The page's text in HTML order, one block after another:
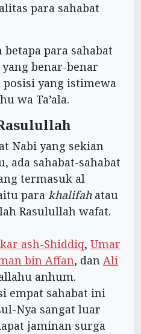
para sahabat
para sahabat
benar-benar
yang istimewa
wa Ta’ala.
Nabi yang sekian
ada sahabat-sahabat
termasuk al
para khalifahatau
Rasulullah wafat.
ash-Shiddiq, Umar
bin Affan, dan Ali
anhum.
empat sahabat ini
Nya sangat luar
jaminan surga